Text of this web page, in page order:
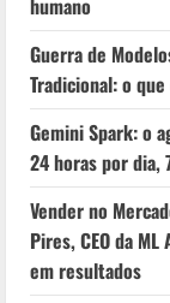
humano
Guerra de
Tradicional: o
Gemini Spark: o
24 horas por dia,
Vender no
Pires, CEO da
em resultados